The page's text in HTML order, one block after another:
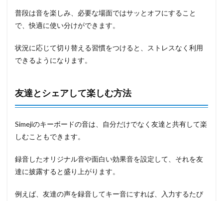
普段は音を楽しみ、必要な場面ではサッとオフにすること
で、快適に使い分けができます。
状況に応じて切り替える習慣をつけると、ストレスなく利用
できるようになります。
友達とシェアして楽しむ方法
Simejiのキーボードの音は、自分だけでなく友達と共有して楽
しむこともできます。
録音したオリジナル音や面白い効果音を設定して、それを友
達に披露すると盛り上がります。
例えば、友達の声を録音してキー音にすれば、入力するたび